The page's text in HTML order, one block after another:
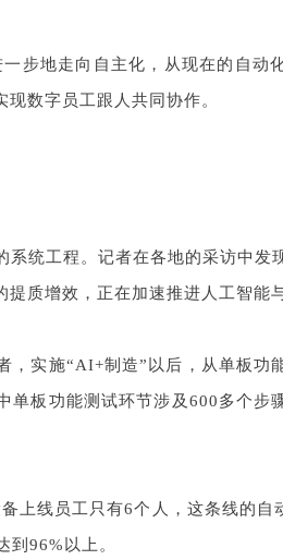
步地走向自主化，从现在的自动
数字员工跟人共同协作。
统工程。记者在各地的采访中发
质增效，正在加速推进人工智能
，实施“AI+制造”以后，从单板功
板功能测试环节涉及600多个步
上线员工只有6个人，这条线的自
96%以上。